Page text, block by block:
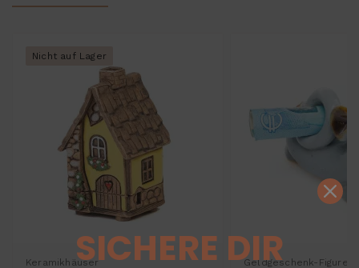
Keramikhäuser
Nicht auf Lager
Geldgeschenk-Figuren
SICHERE DIR